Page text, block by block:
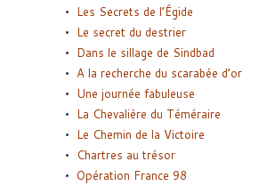
Les Secrets de l’Égide
Le secret du destrier
Dans le sillage de Sindbad
A la recherche du scarabée d’or
Une journée fabuleuse
La Chevalière du Téméraire
Le Chemin de la Victoire
Chartres au trésor
Opération France 98